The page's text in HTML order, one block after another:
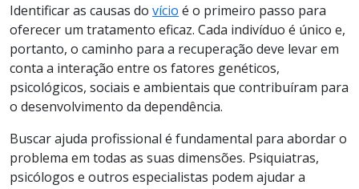
Identificar as causas do vício é o primeiro passo para
oferecer um tratamento eficaz. Cada indivíduo é único e,
portanto, o caminho para a recuperação deve levar em
conta a interação entre os fatores genéticos,
psicológicos, sociais e ambientais que contribuíram para
o desenvolvimento da dependência.
Buscar ajuda profissional é fundamental para abordar o
problema em todas as suas dimensões. Psiquiatras,
psicólogos e outros especialistas podem ajudar a